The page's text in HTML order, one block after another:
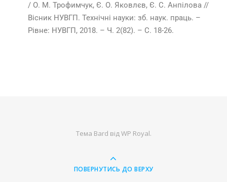
/ О. М. Трофимчук, Є. О. Яковлєв, Є. С. Анпілова //
Вісник НУВГП. Технічні науки: зб. наук. праць. –
Рівне: НУВГП, 2018. – Ч. 2(82). – С. 18-26.
Тема Bard відWP Royal.
ПОВЕРНУТИСЬ ДО ВЕРХУ